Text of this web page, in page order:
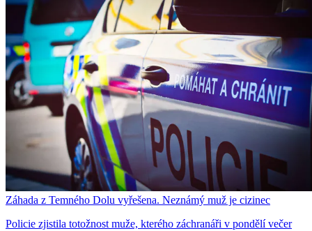
Záhada z Temného Dolu vyřešena. Neznámý muž je cizinec
Policie zjistila totožnost muže, kterého záchranáři v pondělí večer